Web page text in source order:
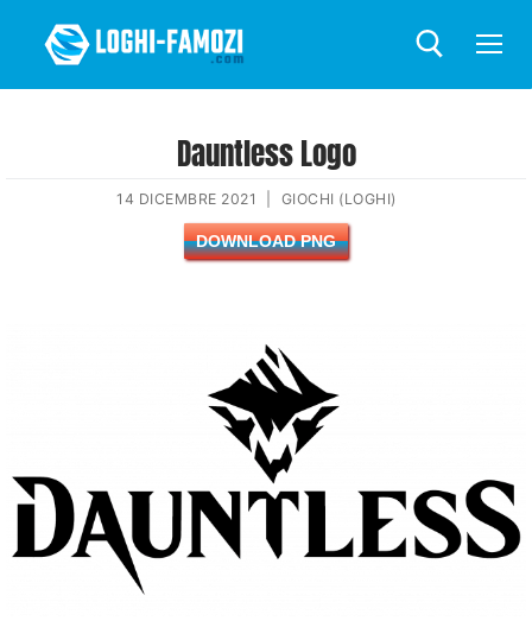
Dauntless Logo
14 DICEMBRE 2021 GIOCHI (LOGHI)
DOWNLOAD PNG